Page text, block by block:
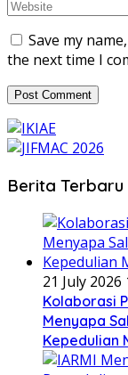
Save my
the next time I
Berita Terbaru
21 July 2026
Kolaborasi
Menyapa
Kepedulian